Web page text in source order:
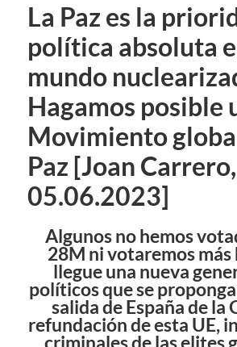
La Paz es la
política absoluta
mundo
Hagamos posible
Movimiento
Paz [Joan Carrero,
05.06.2023]
Algunos no hemos
28M ni votaremos más
llegue una nueva
políticos que se
salida de España de la
refundación de esta UE,
criminales de las elites